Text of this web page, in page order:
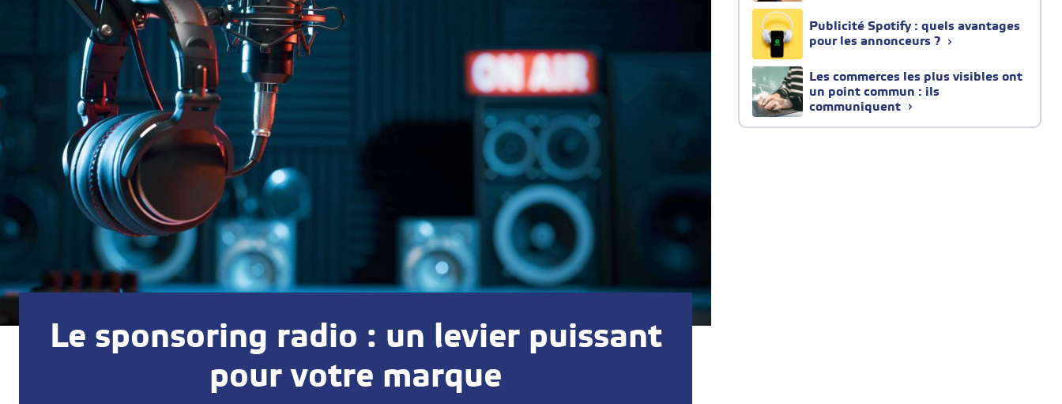
Le sponsoring radio : un levier puissant
pour votre marque
Publicité Spotify : quels avantages
pour les annonceurs ?
Les commerces les plus visibles ont
un point commun : ils
communiquent